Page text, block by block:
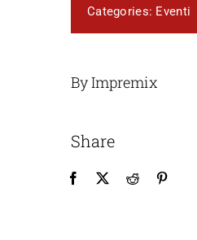
Categories: Eventi
By Impremix
Share